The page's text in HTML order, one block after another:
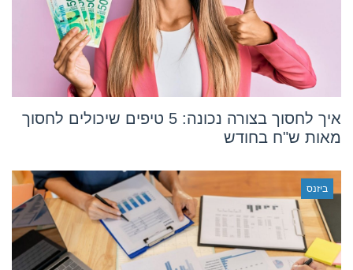
איך לחסוך בצורה נכונה: 5 טיפים שיכולים לחסוך
מאות ש"ח בחודש
ביזנס